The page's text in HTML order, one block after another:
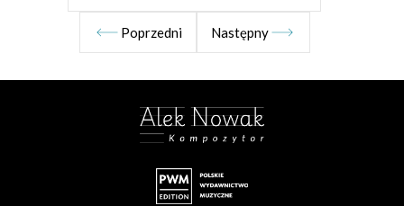
Poprzedni Następny